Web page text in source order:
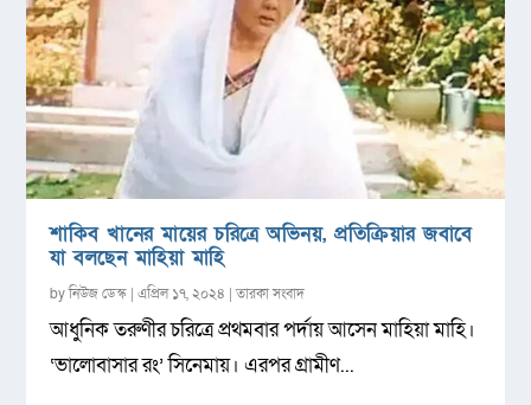
শাকিব খানের মায়ের চরিত্রে অভিনয়, প্রতিক্রিয়ার জবাবে
যা বলছেন মাহিয়া মাহি
byনিউজ ডেস্ক |এপ্রিল ১৭, ২০২৪ |তারকা সংবাদ
আধুনিক তরুণীর চরিত্রে প্রথমবার পর্দায় আসেন মাহিয়া মাহি।
‘ভালোবাসার রং’ সিনেমায়। এরপর গ্রামীণ...